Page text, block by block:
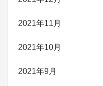
2021年11月
2021年10月
2021年9月